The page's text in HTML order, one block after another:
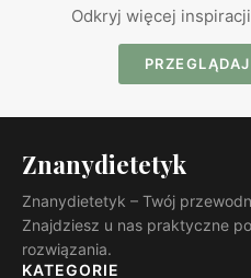
Odkryj więcej
Znanydietetyk
Znanydietetyk – Twój
Znajdziesz u nas praktyczne
rozwiązania.
KATEGORIE